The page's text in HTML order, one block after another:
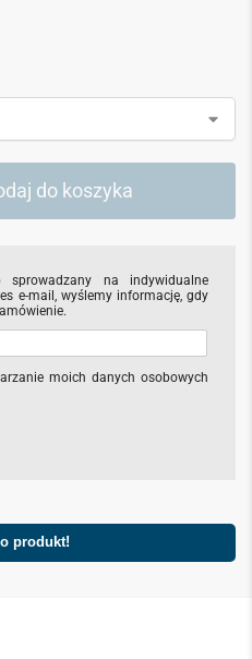
do koszyka
na indywidualne
e-mail, wyślemy informację, gdy
moich danych osobowych
produkt!